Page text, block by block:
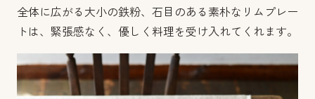
全体に広がる大小の鉄粉、石目のある素朴なリムプレー
トは、緊張感なく、優しく料理を受け入れてくれます。